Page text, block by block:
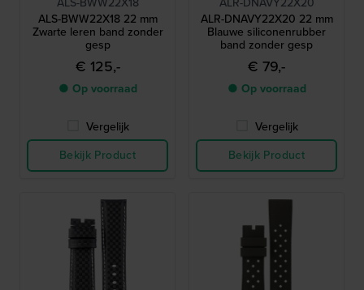
ALS-BWW22X18 22 mm
Zwarte leren band zonder
gesp
€ 125,-
● Op voorraad
Vergelijk
Bekijk Product
ALR-DNAVY22X20 22 mm
Blauwe siliconenrubber
band zonder gesp
€ 79,-
● Op voorraad
Vergelijk
Bekijk Product